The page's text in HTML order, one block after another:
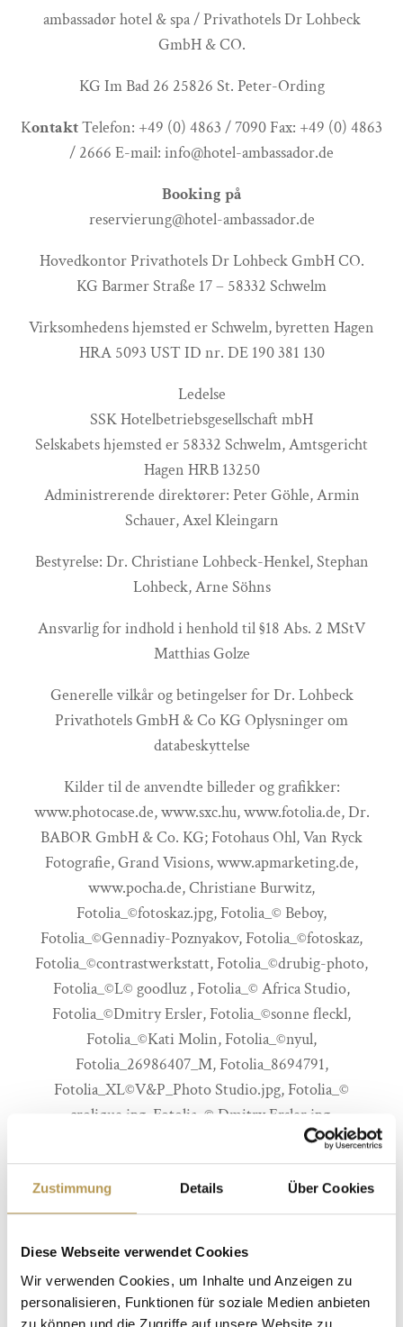
Zustimmung Details Über Cookies
Diese Webseite verwendet Cookies
Wir verwenden Cookies, um Inhalte und Anzeigen zu
personalisieren, Funktionen für soziale Medien anbieten
zu können und die Zugriffe auf unsere Website zu
ambassadør hotel & spa / Privathotels Dr Lohbeck
GmbH & CO.
KG Im Bad 26 25826 St. Peter-Ording
KontaktTelefon: +49 (0) 4863 / 7090 Fax: +49 (0) 4863
/ 2666 E-mail: info@hotel-ambassador.de
Booking på
reservierung@hotel-ambassador.de
Hovedkontor Privathotels Dr Lohbeck GmbH CO.
KG Barmer Straße 17 – 58332 Schwelm
Virksomhedens hjemsted er Schwelm, byretten Hagen
HRA 5093 UST ID nr. DE 190 381 130
Ledelse
SSK Hotelbetriebsgesellschaft mbH
Selskabets hjemsted er 58332 Schwelm, Amtsgericht
Hagen HRB 13250
Administrerende direktører: Peter Göhle, Armin
Schauer, Axel Kleingarn
Bestyrelse: Dr. Christiane Lohbeck-Henkel, Stephan
Lohbeck, Arne Söhns
Ansvarlig for indhold i henhold til §18 Abs. 2 MStV
Matthias Golze
Generelle vilkår og betingelser for Dr. Lohbeck
Privathotels GmbH & Co KG Oplysninger om
databeskyttelse
Kilder til de anvendte billeder og grafikker:
www.photocase.de, www.sxc.hu, www.fotolia.de, Dr.
BABOR GmbH & Co. KG; Fotohaus Ohl, Van Ryck
Fotografie, Grand Visions, www.apmarketing.de,
www.pocha.de, Christiane Burwitz,
Fotolia_©fotoskaz.jpg, Fotolia_© Beboy,
Fotolia_©Gennadiy-Poznyakov, Fotolia_©fotoskaz,
Fotolia_©contrastwerkstatt, Fotolia_©drubig-photo,
Fotolia_©L© goodluz , Fotolia_© Africa Studio,
Fotolia_©Dmitry Ersler, Fotolia_©sonne fleckl,
Fotolia_©Kati Molin, Fotolia_©nyul,
Fotolia_26986407_M, Fotolia_8694791,
Fotolia_XL©V&P_Photo Studio.jpg, Fotolia_©
crolique.jpg, Fotolia_© Dmitry Ersler.jpg,
Fotolia_©puhhha.jpg, Fotolia_©Photoroller.jpg,
Fotolia_XL©standret, Fotolia_26986407, Fotolia_©
drubig-photo, Fotolia_© mikhail_kayl, Fotolia_©Kzenon,
Fotolia_©L©karepa, Fotolia_©santypan.jpg, Fotolia_©-
Video: Nico Offermann